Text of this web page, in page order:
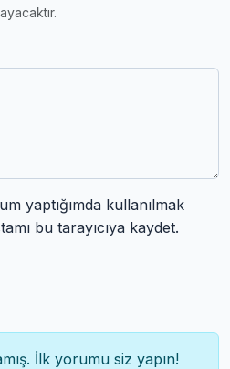
yaptığımda kullanılmak
bu tarayıcıya kaydet.
İlk yorumu siz yapın!